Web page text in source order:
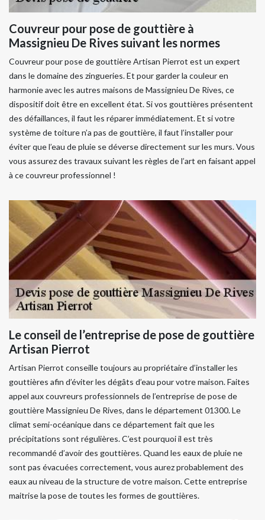
Couvreur pour pose de gouttière à
Massignieu De Rives suivant les normes
Couvreur pour pose de gouttière Artisan Pierrot est un expert
dans le domaine des zingueries. Et pour garder la couleur en
harmonie avec les autres maisons de Massignieu De Rives, ce
dispositif doit être en excellent état. Si vos gouttières présentent
des défaillances, il faut les réparer immédiatement. Et si votre
système de toiture n’a pas de gouttière, il faut l’installer pour
éviter que l’eau de pluie se déverse directement sur les murs. Vous
vous assurez des travaux suivant les règles de l’art en faisant appel
à ce couvreur professionnel !
Le conseil de l’entreprise de pose de gouttière
Artisan Pierrot
Artisan Pierrot conseille toujours au propriétaire d’installer les
gouttières afin d’éviter les dégâts d’eau pour votre maison. Faites
appel aux couvreurs professionnels de l’entreprise de pose de
gouttière Massignieu De Rives, dans le département 01300. Le
climat semi-océanique dans ce département fait que les
précipitations sont régulières. C’est pourquoi il est très
recommandé d’avoir des gouttières. Quand les eaux de pluie ne
sont pas évacuées correctement, vous aurez probablement des
eaux au niveau de la structure de votre maison. Cette entreprise
maitrise la pose de toutes les formes de gouttières.